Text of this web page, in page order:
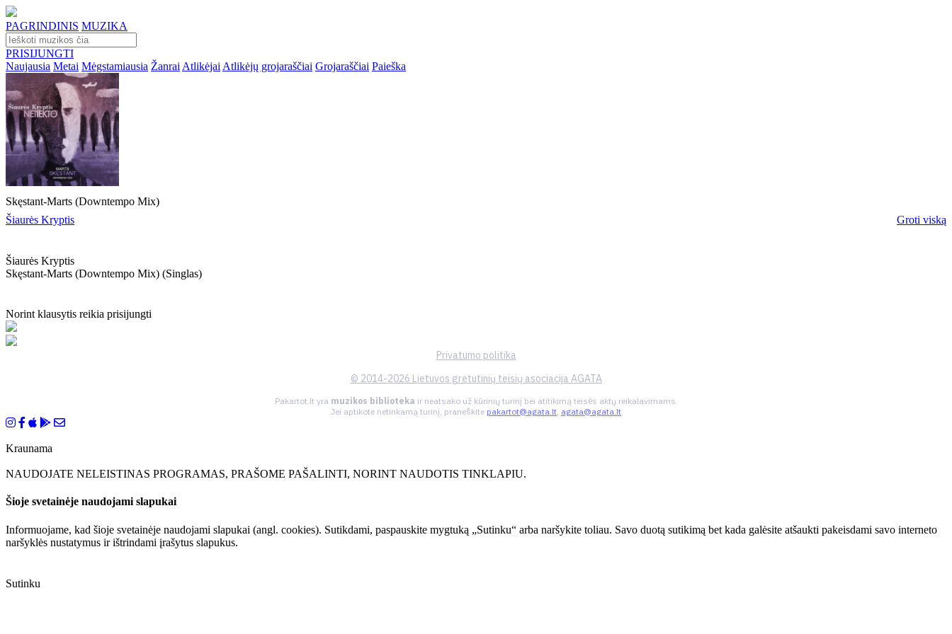
PAGRINDINIS MUZIKA
PRISIJUNGTI
Naujausia Metai Mėgstamiausia Žanrai Atlikėjai Atlikėjų grojaraščiai Grojaraščiai Paieška
Skęstant-Marts (Downtempo Mix)
Šiaurės Kryptis
Groti viską
Šiaurės Kryptis
Skęstant-Marts (downtempo Mix) (singlas)
Norint klausytis reikia prisijungti
Privatumo politika
© 2014-2026 Lietuvos gretutinių teisių asociacija AGATA
Pakartot.lt yra muzikos biblioteka ir neatsako už kūrinių turinį bei atitikimą teisės aktų reikalavimams.
Jei aptikote netinkamą turinį, praneškite pakartot@agata.lt, agata@agata.lt
Kraunama
NAUDOJATE NELEISTINAS PROGRAMAS, PRAŠOME PAŠALINTI, NORINT NAUDOTIS TINKLAPIU.
Šioje svetainėje naudojami slapukai
Informuojame, kad šioje svetainėje naudojami slapukai (angl. cookies). Sutikdami, paspauskite mygtuką „Sutinku“ arba naršykite toliau. Savo duotą sutikimą bet kada galėsite atšaukti pakeisdami savo interneto
naršyklės nustatymus ir ištrindami įrašytus slapukus.
Sutinku